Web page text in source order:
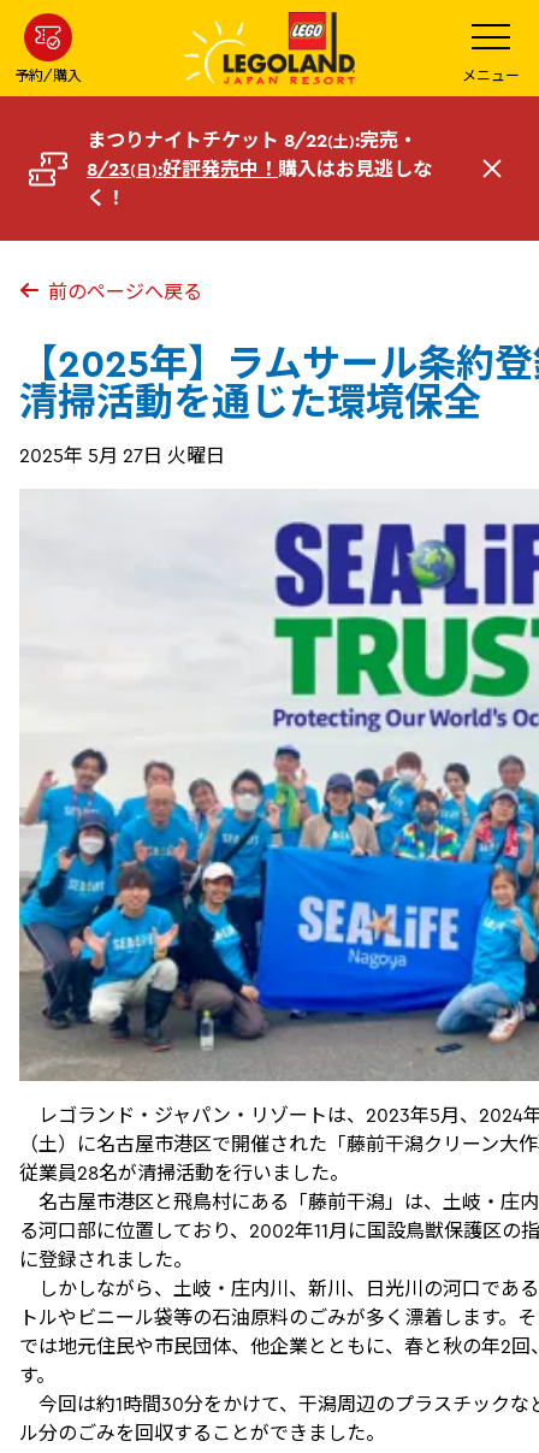
ン
コ
へ
予約/購入
メ
ニ
ュ
ー
を
開
メニュー
まつりナイトチケット 8/22(土):完売・
8/23(日):好評発売中！ 購入はお見逃しな
く！
閉
前のページへ戻る
【2025年】ラムサール条約
清掃活動を通じた環境保全
2025年 5月 27日 火曜日
レゴランド・ジャパン・リゾートは、2023年5月、2024
（土）に名古屋市港区で開催された「藤前干潟クリーン大
従業員28名が清掃活動を行いました。
名古屋市港区と飛鳥村にある「藤前干潟」は、土岐・庄
る河口部に位置しており、2002年11月に国設鳥獣保護区の
に登録されました。
しかしながら、土岐・庄内川、新川、日光川の河口であ
トルやビニール袋等の石油原料のごみが多く漂着します。
では地元住民や市民団体、他企業とともに、春と秋の年2
す。
今回は約1時間30分をかけて、干潟周辺のプラスチック
ル分のごみを回収することができました。